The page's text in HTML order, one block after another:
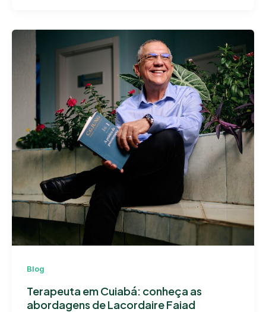
Blog
Terapeuta em Cuiabá: conheça as
abordagens de Lacordaire Faiad